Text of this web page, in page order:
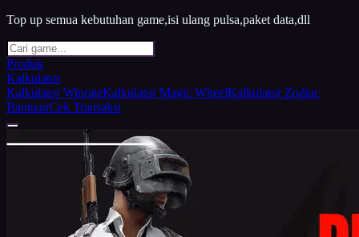
Top up semua kebutuhan game,isi ulang pulsa,paket data,dll
Produk
Kalkulator
Kalkulator WinrateKalkulator Magic WheelKalkulator Zodiac
BantuanCek Transaksi